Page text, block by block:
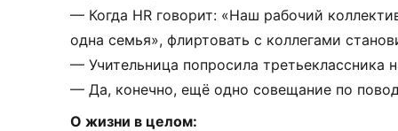
— Когда HR говорит: «Наш рабочий
одна семья», флиртовать с коллегами
— Учительница попросила третьеклассника
— Да, конечно, ещё одно совещание по
О жизни в целом: